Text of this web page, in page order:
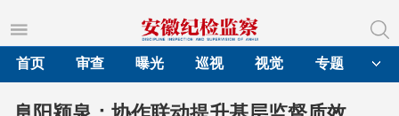
首页
审查 曝光 巡视 视觉 专题